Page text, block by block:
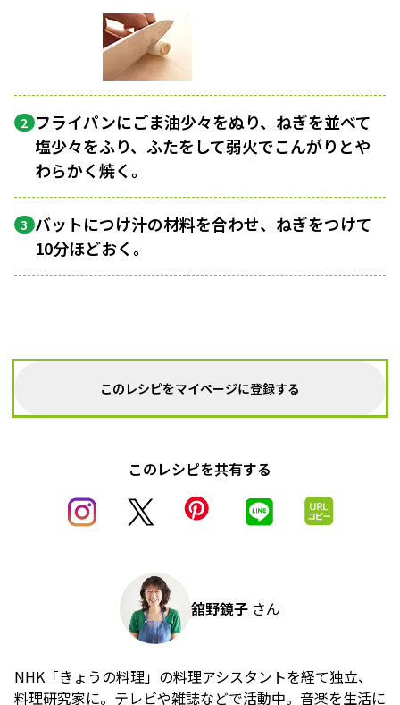
2 フライパンにごま油少々をぬり、ねぎを並べて
塩少々をふり、ふたをして弱火でこんがりとや
わらかく焼く。
3 バットにつけ汁の材料を合わせ、ねぎをつけて
10分ほどおく。
このレシピをマイページに登録する
このレシピを共有する
舘野鏡子 さん
NHK「きょうの料理」の料理アシスタントを経て独立、
料理研究家に。テレビや雑誌などで活動中。音楽を生活に